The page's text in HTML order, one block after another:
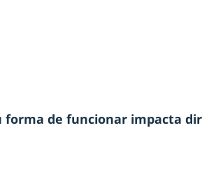
forma de funcionar impacta